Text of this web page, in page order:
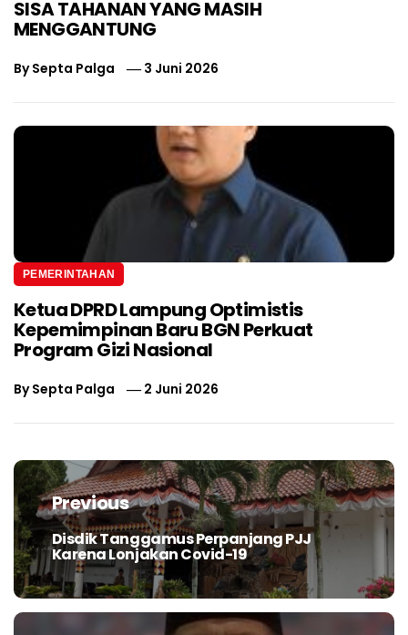
SISA TAHANAN YANG MASIH
MENGGANTUNG
BySepta Palga 3 Juni 2026
PEMERINTAHAN
Ketua DPRD Lampung Optimistis
Kepemimpinan Baru BGN Perkuat
Program Gizi Nasional
BySepta Palga 2 Juni 2026
Navigasi
posPrevious
Previous
post:
Disdik Tanggamus Perpanjang PJJ
Karena Lonjakan Covid-19